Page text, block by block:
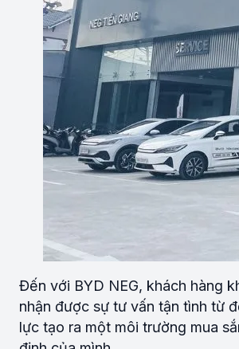
Đến với BYD NEG, khách hàng
nhận được sự tư vấn tận tình từ
lực tạo ra một môi trường mua